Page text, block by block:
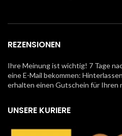
REZENSIONEN
Ihre Meinung ist wichtig! 7 Tage
eine E-Mail bekommen:
erhalten einen Gutschein für Ihren
UNSERE KURIERE